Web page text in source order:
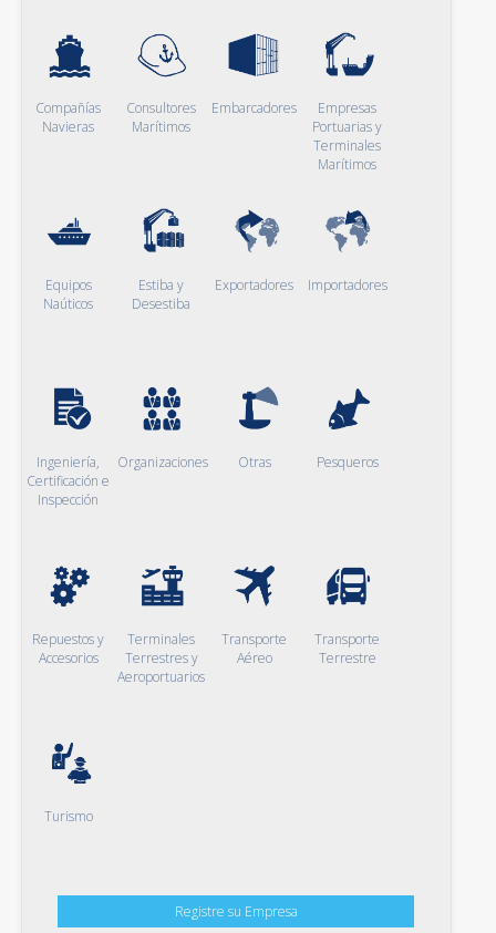
Compañías
Navieras
Consultores
Marítimos
Embarcadores
Empresas
Portuarias y
Terminales
Marítimos
Equipos
Naúticos
Estiba y
Desestiba
Exportadores Importadores
Ingeniería,
Certificación e
Inspección
Organizaciones Otras Pesqueros
Repuestos y
Accesorios
Terminales
Terrestres y
Aeroportuarios
Transporte
Aéreo
Transporte
Terrestre
Turismo
Registre su Empresa